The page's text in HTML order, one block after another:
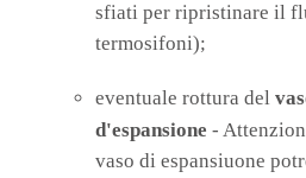
sfiati per ripristinare il
termosifoni);
eventuale rottura del
d'espansione -
vaso di espansiuone